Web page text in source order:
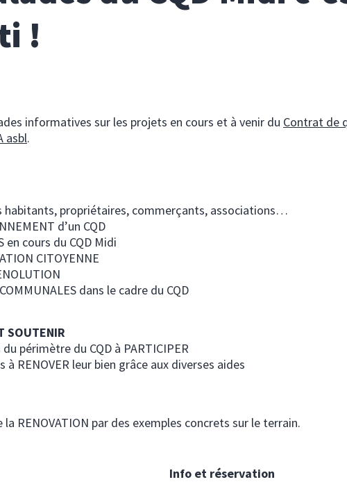
!
informatives sur les projets en cours et à venir du Contrat de
asbl.
propriétaires, commerçants, associations…
d’un CQD
en cours du CQD Midi
CITOYENNE
dans le cadre du CQD
SOUTENIR
périmètre du CQD à PARTICIPER
à RENOVER leur bien grâce aux diverses aides
la RENOVATION par des exemples concrets sur le terrain.
Info et réservation